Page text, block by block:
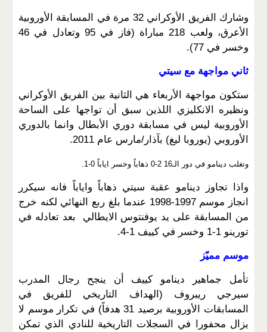
وشارك الفريق الأوكراني 32 مرة في المسابقة الأوروبية
الأعرق، ولعب 218 مباراة (فاز في 95 وتعادل في 46
وخسر في 77).
ثاني مواجهة مع سيتي
ستكون مواجهة الأربعاء هي الثانية بين الفريق الأوكراني
ونظيره الانكليزي اللذين سبق أن تواجها على الساحة
الأوروبية ليس في مسابقة دوري الأبطال وانما بالدوري
الأوروبي (يوروبا ليغ) بآذار/مارس عام 2011.
وتغلب دينامو في دور الـ16 2-0 ذهاباً وخسر اياباً 0-1.
واذا تجاوز دينامو عقبة سيتي ذهاباً واياباً فانه سيكرر
انجاز موسم 1997-1998 عندما بلغ ربع النهائي لكنه خرج
من المسابقة على يد يوفنتوس الايطالي بعد تعادله في
تورينو 1-1 وخسر في كييف 1-4.
موسم مميّز
تأمل جماهير دينامو كييف أن ينجح رجال المدرب
سيرجي ريبروف (الهداف التاريخي للفريق في
المسابقات الأوروبية برصيد 31 هدفاً) في تكرار موسم لا
يزال محفورا في السجلات التاريخية للنادي الذي تمكن